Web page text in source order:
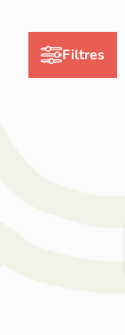
Filtres